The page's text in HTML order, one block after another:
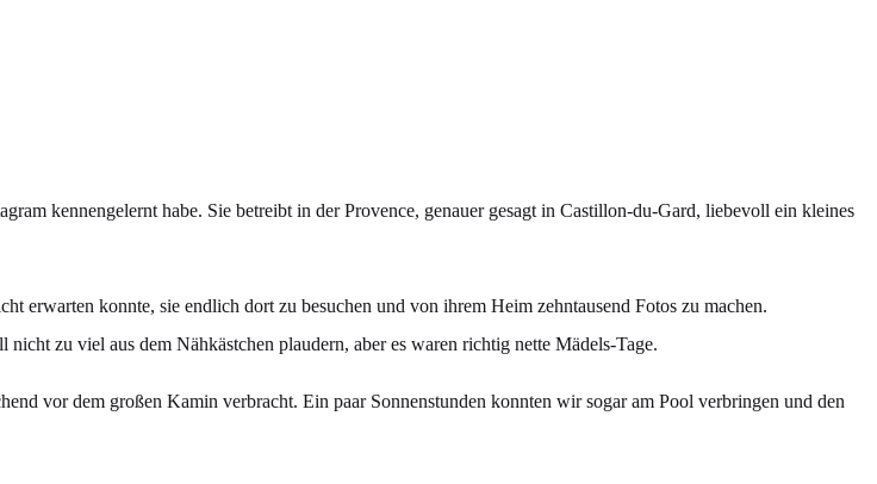
kennengelernt habe. Sie betreibt in der Provence, genauer gesagt in Castillon-du-Gard, liebevoll ein kleines
erwarten konnte, sie endlich dort zu besuchen und von ihrem Heim zehntausend Fotos zu machen.
zu viel aus dem Nähkästchen plaudern, aber es waren richtig nette Mädels-Tage.
vor dem großen Kamin verbracht. Ein paar Sonnenstunden konnten wir sogar am Pool verbringen und den